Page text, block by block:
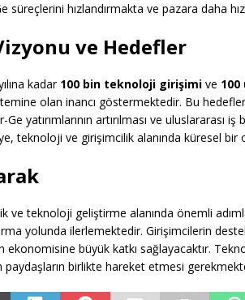
süreçlerini hızlandırmakta ve pazara daha
ve Hedefler
kadar 100 bin teknoloji girişimi ve
olan inancı göstermektedir. Bu
yatırımlarının artırılması ve uluslararası
teknoloji ve girişimcilik alanında küresel bir
ve teknoloji geliştirme alanında önemli
yolunda ilerlemektedir. Girişimcilerin
ekonomisine büyük katkı sağlayacaktır.
birlikte hareket etmesi